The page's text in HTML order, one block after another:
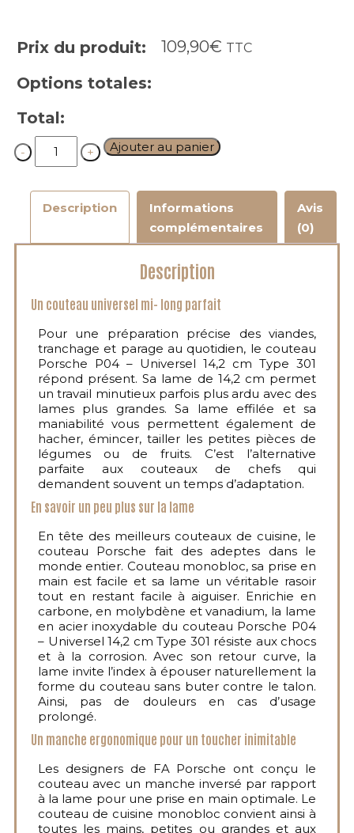
Prix du produit: 109,90€ TTC
Options totales:
Total:
Quantity Ajouter au panier
Description
Informations
complémentaires
Avis
(0)
Description
Un couteau universel mi- long parfait
Pour une préparation précise des viandes,
tranchage et parage au quotidien, le couteau
Porsche P04 – Universel 14,2 cm Type 301
répond présent. Sa lame de 14,2 cm permet
un travail minutieux parfois plus ardu avec des
lames plus grandes. Sa lame effilée et sa
maniabilité vous permettent également de
hacher, émincer, tailler les petites pièces de
légumes ou de fruits. C’est l’alternative
parfaite aux couteaux de chefs qui
demandent souvent un temps d’adaptation.
En savoir un peu plus sur la lame
En tête des meilleurs couteaux de cuisine, le
couteau Porsche fait des adeptes dans le
monde entier. Couteau monobloc, sa prise en
main est facile et sa lame un véritable rasoir
tout en restant facile à aiguiser. Enrichie en
carbone, en molybdène et vanadium, la lame
en acier inoxydable du couteau Porsche P04
– Universel 14,2 cm Type 301 résiste aux chocs
et à la corrosion. Avec son retour curve, la
lame invite l’index à épouser naturellement la
forme du couteau sans buter contre le talon.
Ainsi, pas de douleurs en cas d’usage
prolongé.
Un manche ergonomique pour un toucher inimitable
Les designers de FA Porsche ont conçu le
couteau avec un manche inversé par rapport
à la lame pour une prise en main optimale. Le
couteau de cuisine monobloc convient ainsi à
toutes les mains, petites ou grandes et aux